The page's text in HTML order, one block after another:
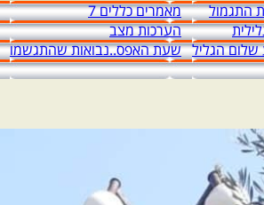
התגמול מאמרים כללים 7
הערכות מצב
הגליל שעת האפס..נבואות שהתגשמו